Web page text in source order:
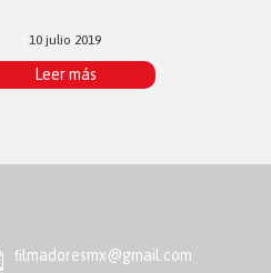
10 julio 2019
Leer más
ﬁlmadoresmx@gmail.com